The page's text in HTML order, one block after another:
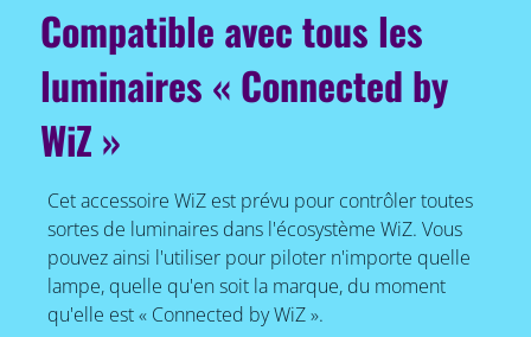
Compatible avec tous les
luminaires « Connected by
WiZ »
Cet accessoire WiZ est prévu pour contrôler toutes
sortes de luminaires dans l'écosystème WiZ. Vous
pouvez ainsi l'utiliser pour piloter n'importe quelle
lampe, quelle qu'en soit la marque, du moment
qu'elle est « Connected by WiZ ».